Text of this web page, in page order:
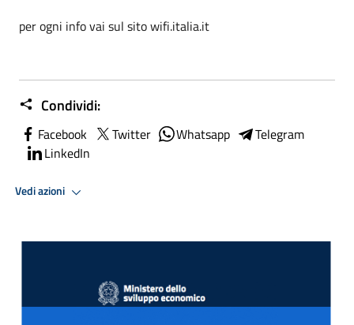
per ogni info vai sul sito wifi.italia.it
Condividi:
Facebook Twitter Whatsapp
Telegram
LinkedIn
Vedi azioni